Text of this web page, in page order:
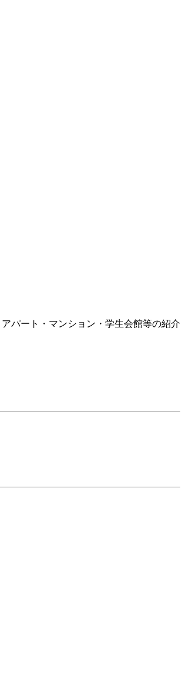
パート・マンション・学生会館等の紹介